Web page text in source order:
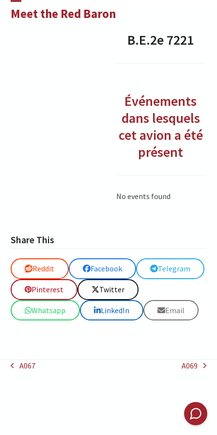
Meet the Red Baron
Open
Close
B.E.2e7221
Événements
dans lesquels
cet avion a été
présent
No events found
Share This
Reddit Facebook Telegram
Pinterest Twitter
Whatsapp LinkedIn Email
previous
A067
next
A069